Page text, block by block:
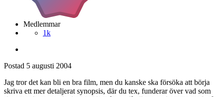
Medlemmar
1k
Postad 5 augusti 2004
Jag tror det kan bli en bra film, men du kanske ska försöka att börja
skriva ett mer detaljerat synopsis, där du tex, funderar över vad som